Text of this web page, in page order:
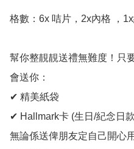
格數：6x 咭片，2x內格 ，
幫你整靚靚送禮無難度！只
會送你：
✔ 精美紙袋
✔ Hallmark卡 (生日/紀念日
無論係送俾朋友定自己開心